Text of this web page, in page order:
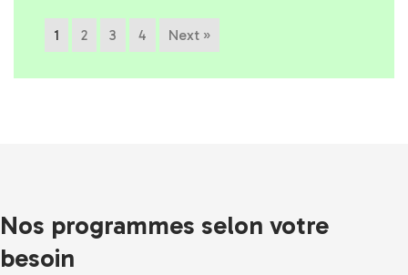
1 2 3 4 Next »
Nos programmes selon votre
besoin